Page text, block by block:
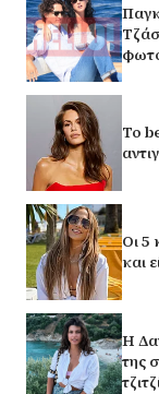
Το
Οι 5
και
Η
της